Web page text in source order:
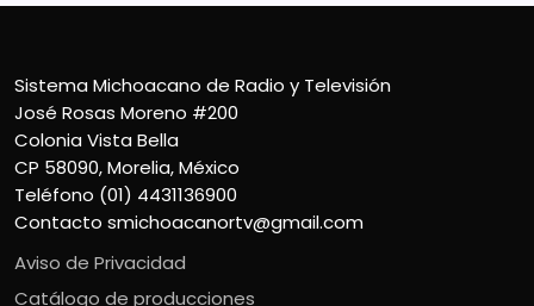
Sistema Michoacano de Radio y Televisión
José Rosas Moreno #200
Colonia Vista Bella
CP 58090, Morelia, México
Teléfono (01) 4431136900
Contacto smichoacanortv@gmail.com
Aviso de Privacidad
Catálogo de producciones